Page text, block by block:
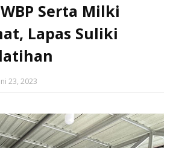
Serta Milki
Lapas Suliki
23, 2023